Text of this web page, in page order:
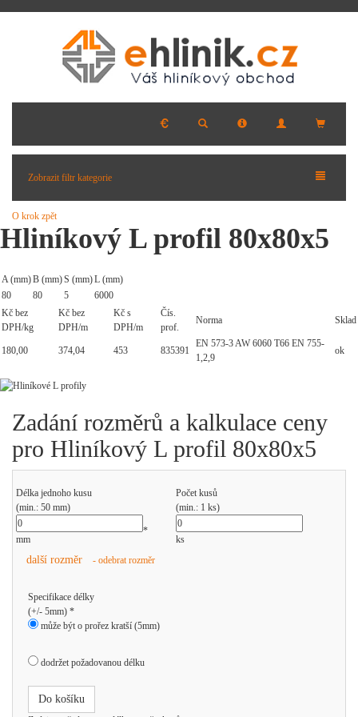
Zobrazit filtr kategorie
O krok zpět
Hliníkový L profil 80x80x5
A (mm)B (mm)S (mm)L (mm)
80
80 5
6000
Kč bez
DPH/kg
Kč bez
DPH/m
Kč s
DPH/m
Čís.
prof.
Norma Sklad
180,00 374,04 453 835391
EN 573-3 AW 6060 T66 EN 755-
1,2,9
ok
Zadání rozměrů a kalkulace ceny
pro Hliníkový L profil 80x80x5
Délka jednoho kusu
(min.: 50 mm)
Počet kusů
(min.: 1 ks)
mm
*
ks
další rozměr - odebrat rozměr
Specifikace délky
(+/- 5mm) *
může být o prořez kratší (5mm)
dodržet požadovanou délku
Do košíku